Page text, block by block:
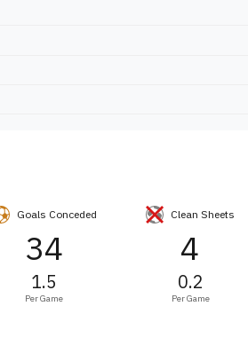
Goals Conceded
34
1.5
Per Game
Clean Sheets
4
0.2
Per Game